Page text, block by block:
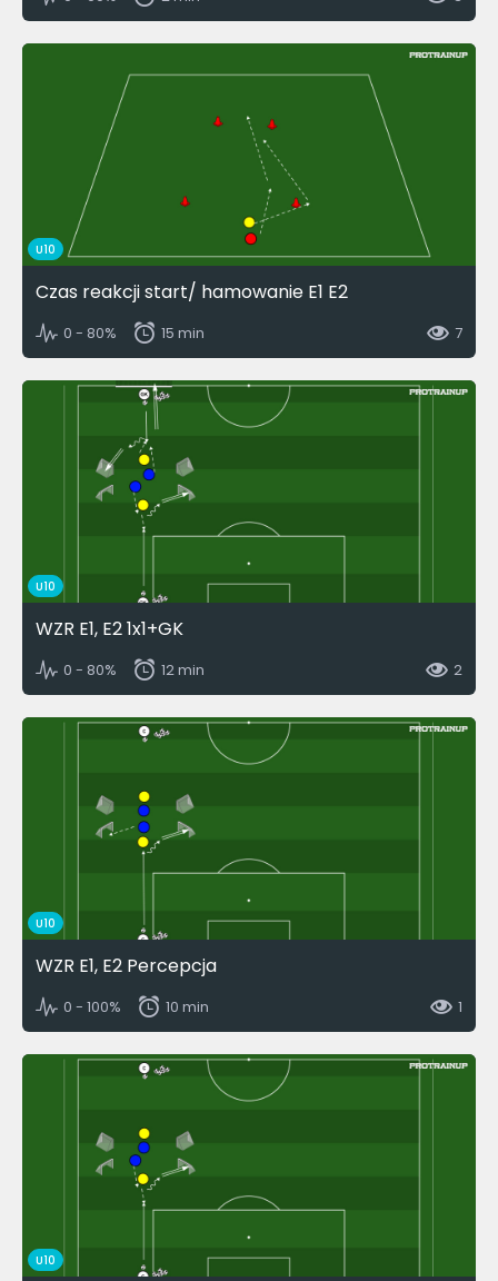
U10
Czas reakcji start/ hamowanie E1 E2
0 - 80% 15 min 7
U10
WZR E1, E2 1x1+GK
0 - 80% 12 min 2
U10
WZR E1, E2 Percepcja
0 - 100% 10 min 1
U10